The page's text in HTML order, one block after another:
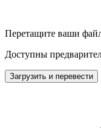
Перетащите ваши
Доступны
Загрузить и перевести